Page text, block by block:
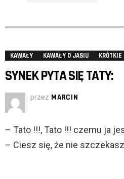
KAWAŁY KAWAŁY O JASIU KRÓTKIE
SYNEK PYTA SIĘ TATY:
przez MARCIN
– Tato !!!, Tato !!! czemu ja
– Ciesz się, że nie